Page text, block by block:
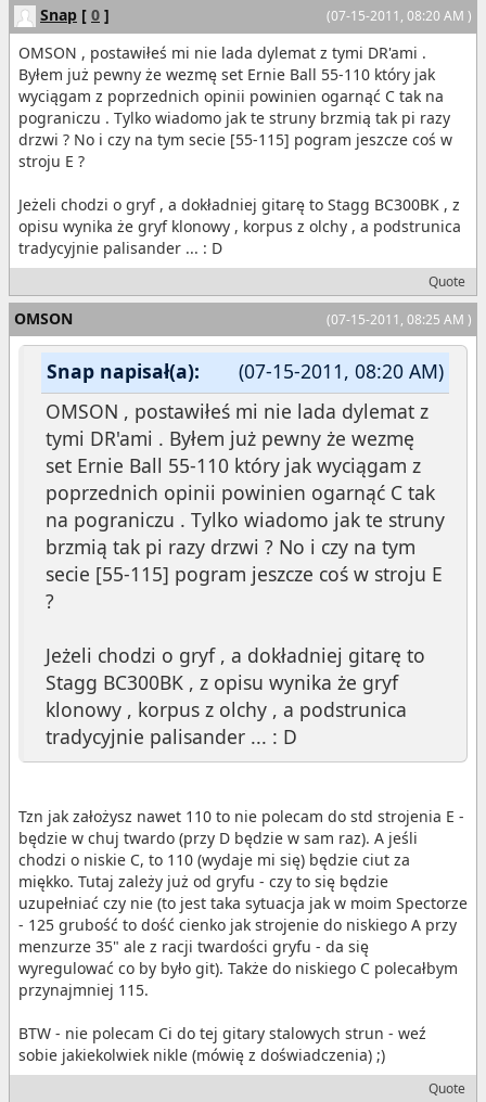
(07-15-2011, 08:20 AM )
Snap [ 0 ]
OMSON , postawiłeś mi nie lada dylemat z tymi DR'ami .
Byłem już pewny że wezmę set Ernie Ball 55-110 który jak
wyciągam z poprzednich opinii powinien ogarnąć C tak na
pograniczu . Tylko wiadomo jak te struny brzmią tak pi razy
drzwi ? No i czy na tym secie [55-115] pogram jeszcze coś w
stroju E ?
Jeżeli chodzi o gryf , a dokładniej gitarę to Stagg BC300BK , z
opisu wynika że gryf klonowy , korpus z olchy , a podstrunica
tradycyjnie palisander ... : D
Quote
(07-15-2011, 08:25 AM )
OMSON
(07-15-2011, 08:20 AM)
Snap napisał(a):
OMSON , postawiłeś mi nie lada dylemat z
tymi DR'ami . Byłem już pewny że wezmę
set Ernie Ball 55-110 który jak wyciągam z
poprzednich opinii powinien ogarnąć C tak
na pograniczu . Tylko wiadomo jak te struny
brzmią tak pi razy drzwi ? No i czy na tym
secie [55-115] pogram jeszcze coś w stroju E
?
Jeżeli chodzi o gryf , a dokładniej gitarę to
Stagg BC300BK , z opisu wynika że gryf
klonowy , korpus z olchy , a podstrunica
tradycyjnie palisander ... : D
Tzn jak założysz nawet 110 to nie polecam do std strojenia E -
będzie w chuj twardo (przy D będzie w sam raz). A jeśli
chodzi o niskie C, to 110 (wydaje mi się) będzie ciut za
miękko. Tutaj zależy już od gryfu - czy to się będzie
uzupełniać czy nie (to jest taka sytuacja jak w moim Spectorze
- 125 grubość to dość cienko jak strojenie do niskiego A przy
menzurze 35" ale z racji twardości gryfu - da się
wyregulować co by było git). Także do niskiego C polecałbym
przynajmniej 115.
BTW - nie polecam Ci do tej gitary stalowych strun - weź
sobie jakiekolwiek nikle (mówię z doświadczenia) ;)
Quote